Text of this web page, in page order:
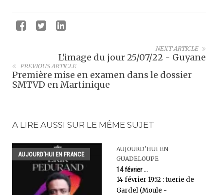
NEXT ARTICLE
L'image du jour 25/07/22 - Guyane
PREVIOUS ARTICLE
Première mise en examen dans le dossier
SMTVD en Martinique
A LIRE AUSSI SUR LE MÊME SUJET
AUJOURD'HUI EN FRANCE
AUJOURD'HUI EN
GUADELOUPE
14 février ...
14 février 1952 : tuerie de
Gardel (Moule -